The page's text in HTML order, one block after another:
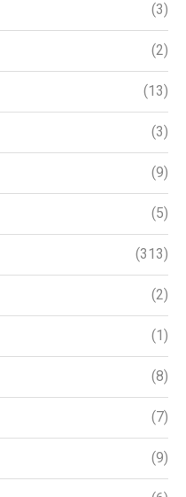
(3)
(2)
(13)
(3)
(9)
(5)
(313)
(2)
(1)
(8)
(7)
(9)